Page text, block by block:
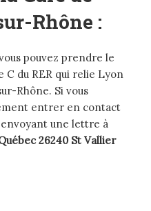
Rhône :
pouvez prendre le
du RER qui relie Lyon
Rhône. Si vous
entrer en contact
une lettre à
26240 St Vallier